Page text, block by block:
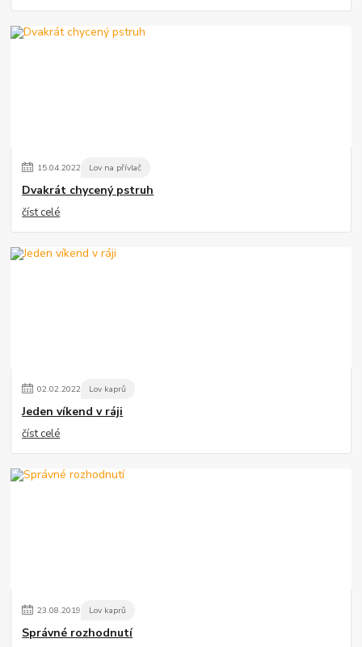
15.04.2022 Lov na přívlač
Dvakrát chycený pstruh
číst celé
02.02.2022 Lov kaprů
Jeden víkend v ráji
číst celé
23.08.2019 Lov kaprů
Správné rozhodnutí